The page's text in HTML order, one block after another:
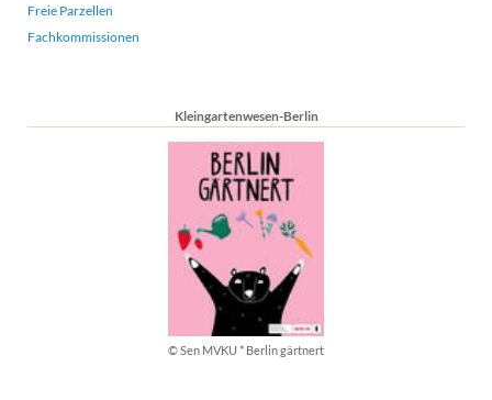
Freie Parzellen
Fachkommissionen
Kleingartenwesen-Berlin
© Sen MVKU * Berlin gärtnert